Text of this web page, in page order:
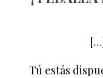
Tú estás